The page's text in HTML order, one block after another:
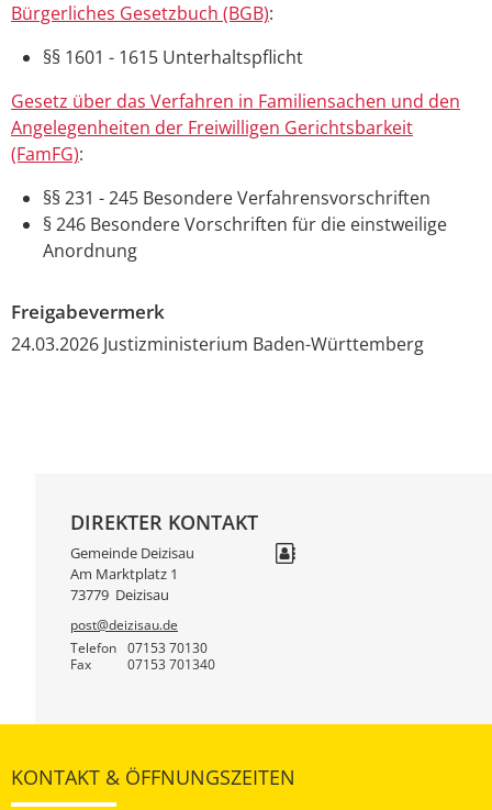
Bürgerliches Gesetzbuch (BGB):
§§ 1601 - 1615 Unterhaltspflicht
Gesetz über das Verfahren in Familiensachen und den
Angelegenheiten der Freiwilligen Gerichtsbarkeit
(FamFG):
§§ 231 - 245 Besondere Verfahrensvorschriften
§ 246 Besondere Vorschriften für die einstweilige
Anordnung
Freigabevermerk
24.03.2026 Justizministerium Baden-Württemberg
DIREKTER KONTAKT
Gemeinde Deizisau
Am Marktplatz 1
73779 Deizisau
post@deizisau.de
Telefon
07153 70130
Fax 07153 701340
KONTAKT & ÖFFNUNGSZEITEN